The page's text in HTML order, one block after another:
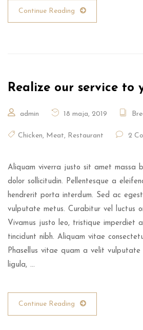
Continue Reading
Realize our service to
admin 18 maja, 2019
Chicken, Meat, Restaurant 2
Aliquam viverra justo sit amet massa
dolor sollicitudin. Pellentesque a
hendrerit porta interdum. Sed ac
vulputate metus. Curabitur vel luctus
Vivamus justo leo, tristique imperdiet
tincidunt nibh. Aliquam vitae
Phasellus vitae quam a velit vulputate
ligula, …
Continue Reading